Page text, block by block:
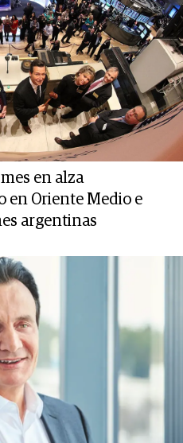
en alza
en Oriente Medio e
argentinas